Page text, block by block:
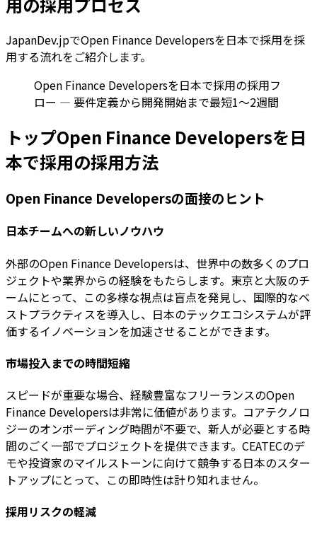
JapanDev.jpでOpen Finance Developersを日本で採用を採
用する流れをご紹介します。
Open Finance Developersを日本で採用の採用フ
ロー — 要件定義から開発開始まで最短1〜2週間
トップOpen Finance Developersを日
本で採用の採用方法
Open Finance Developersの面接のヒント
日本チームへの新しいノウハウ
外部のOpen Finance Developersは、世界中の数多くのプロ
ジェクトや業界からの経験をもたらします。東京と大阪のチ
ームにとって、この多様な視点は盲点を発見し、国際的なベ
ストプラクティスを導入し、日本のテックエコシステムが評
価するイノベーションを加速させることができます。
市場投入までの時間短縮
スピードが重要な場合、経験豊富なフリーランスのOpen
Finance Developersは非常に価値があります。コアテクノロ
ジーのオンボーディング時間が不要で、新人が必要とする時
間のごく一部でプロジェクトを提供できます。CEATECのデ
モや投資家のマイルストーンに向けて競争する日本のスター
トアップにとって、この即時性は計り知れません。
採用リスクの軽減